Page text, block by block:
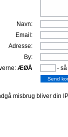
Navn:
Email:
Adresse:
By:
ÆØÅ -
misbrug bliver din